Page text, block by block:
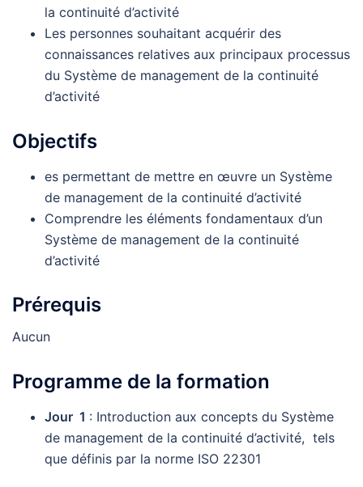
la continuité d’activité
Les personnes souhaitant acquérir des
connaissances relatives aux principaux processus
du Système de management de la continuité
d’activité
Objectifs
es permettant de mettre en œuvre un Système
de management de la continuité d’activité
Comprendre les éléments fondamentaux d’un
Système de management de la continuité
d’activité
Prérequis
Aucun
Programme de la formation
Jour 1 : Introduction aux concepts du Système
de management de la continuité d’activité, tels
que définis par la norme ISO 22301